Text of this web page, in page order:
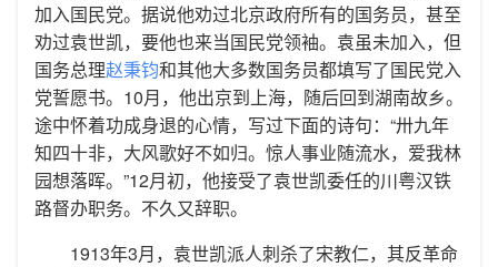
加入国民党。据说他劝过北京政府所有的国务员，甚至
劝过袁世凯，要他也来当国民党领袖。袁虽未加入，但
国务总理赵秉钧和其他大多数国务员都填写了国民党入
党誓愿书。10月，他出京到上海，随后回到湖南故乡。
途中怀着功成身退的心情，写过下面的诗句：“卅九年
知四十非，大风歌好不如归。惊人事业随流水，爱我林
园想落晖。”12月初，他接受了袁世凯委任的川粤汉铁
路督办职务。不久又辞职。
1913年3月，袁世凯派人刺杀了宋教仁，其反革命